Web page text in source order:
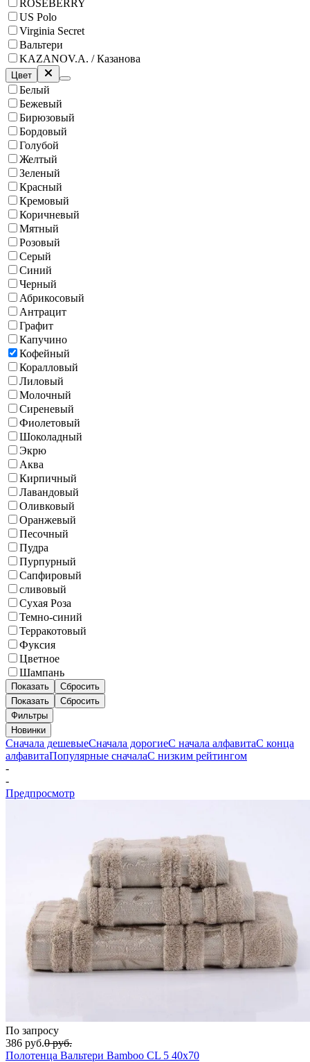
ROSEBERRY
US Polo
Virginia Secret
Вальтери
KAZANOV.A. / Казанова
Цвет
Белый
Бежевый
Бирюзовый
Бордовый
Голубой
Желтый
Зеленый
Красный
Кремовый
Коричневый
Мятный
Розовый
Серый
Синий
Черный
Абрикосовый
Антрацит
Графит
Капучино
Кофейный
Коралловый
Лиловый
Молочный
Сиреневый
Фиолетовый
Шоколадный
Экрю
Аква
Кирпичный
Лавандовый
Оливковый
Оранжевый
Песочный
Пудра
Пурпурный
Сапфировый
сливовый
Сухая Роза
Темно-синий
Терракотовый
Фуксия
Цветное
Шампань
Показать
Сбросить
Показать
Сбросить
Фильтры
Новинки
Сначала дешевыеСначала дорогиеС начала алфавитаС конца
алфавитаПопулярные сначалаС низким рейтингом
-
-
Предпросмотр
По запросу
386 руб.0 руб.
Полотенца Вальтери Bamboo CL 5 40x70